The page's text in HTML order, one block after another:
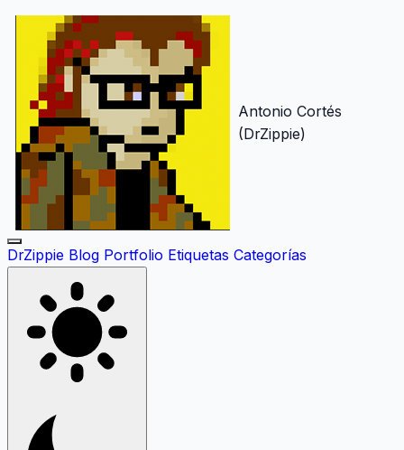
Antonio Cortés
(DrZippie)
DrZippie Blog Portfolio Etiquetas Categorías